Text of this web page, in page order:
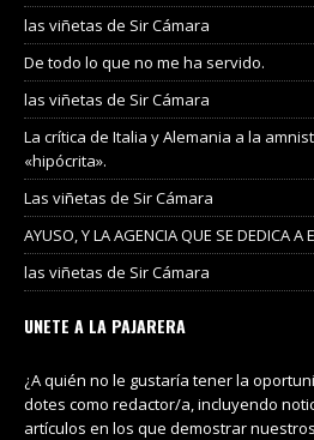
las viñetas de Sir Cámara
De todo lo que no me ha servido.
las viñetas de Sir Cámara
La crítica de Italia y Alemania a la
«hipócrita».
Las viñetas de Sir Cámara
AYUSO, Y LA AGENCIA QUE SE DEDICA A
las viñetas de Sir Cámara
UNETE A LA PAJARERA
¿A quién no le gustaría tener la
dotes como redactor/a, incluyendo
artículos en los que demostrar